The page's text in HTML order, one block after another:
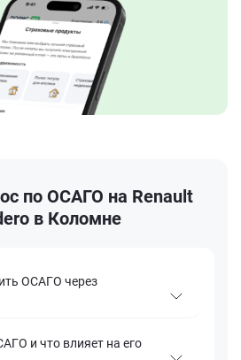
по ОСАГО на Renault
в Коломне
ОСАГО через
и что влияет на его